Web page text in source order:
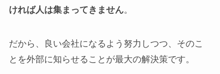
ければ人は集まってきません。
だから、良い会社になるよう努力しつつ、そのこ
とを外部に知らせることが最大の解決策です。